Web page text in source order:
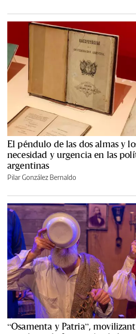
El péndulo de las dos almas y
necesidad y urgencia en las
argentinas
Pilar González Bernaldo
“Osamenta y Patria”,